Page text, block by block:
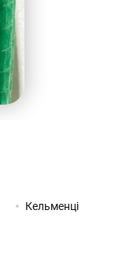
Кельменці